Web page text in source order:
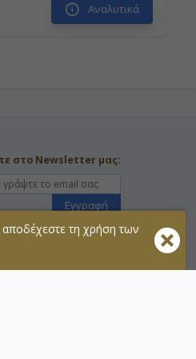
αποδέχεστε τη χρήση των
Αναλυτικά
στο Newsletter μας:
Εγγραφή
Ακολουθήστε μας: